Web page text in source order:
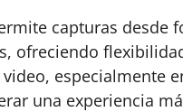
capturas
ofreciendo
especialmente
una experiencia